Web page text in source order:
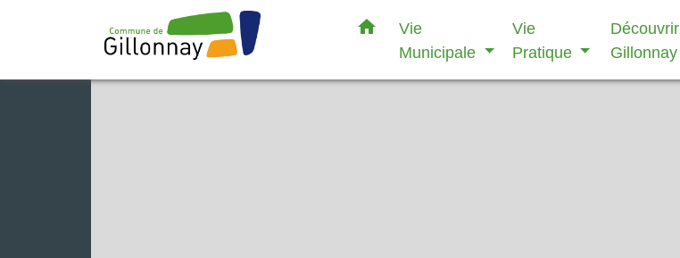
home
Vie
Municipale
Vie
Pratique
Découvrir
Gillonnay